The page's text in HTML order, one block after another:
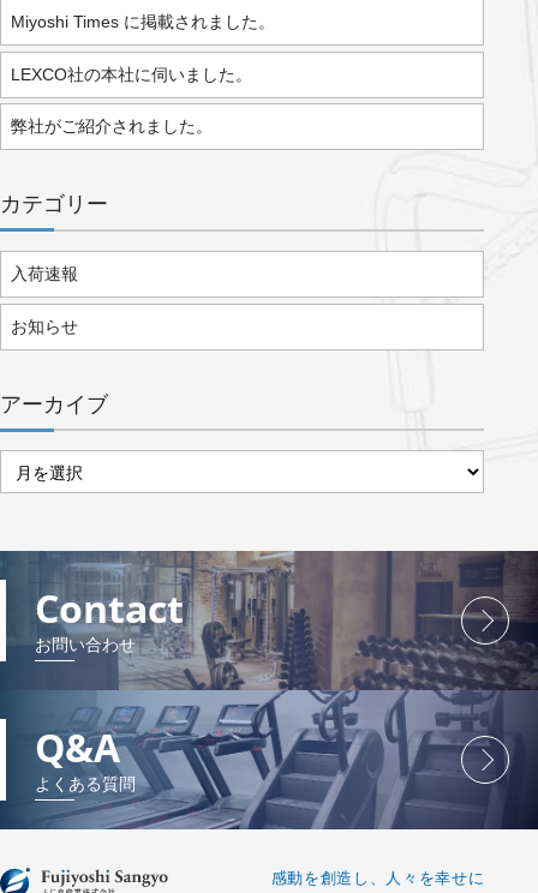
Miyoshi Times に掲載されました。
LEXCO社の本社に伺いました。
弊社がご紹介されました。
カテゴリー
入荷速報
お知らせ
アーカイブ
ー
イ
ブ
Contact
お問い合わせ
Q&A
よくある質問
感動を創造し、人々を幸せに